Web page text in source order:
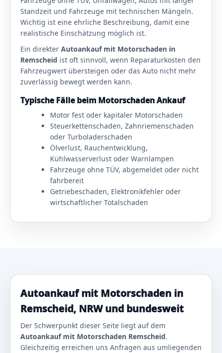
Standzeit und Fahrzeuge mit technischen Mängeln.
Wichtig ist eine ehrliche Beschreibung, damit eine
realistische Einschätzung möglich ist.
Ein direkter Autoankauf mit Motorschaden in
Remscheid ist oft sinnvoll, wenn Reparaturkosten den
Fahrzeugwert übersteigen oder das Auto nicht mehr
zuverlässig bewegt werden kann.
Typische Fälle beim Motorschaden Ankauf
Motor fest oder kapitaler Motorschaden
Steuerkettenschaden, Zahnriemenschaden
oder Turboladerschaden
Ölverlust, Rauchentwicklung,
Kühlwasserverlust oder Warnlampen
Fahrzeuge ohne TÜV, abgemeldet oder nicht
fahrbereit
Getriebeschaden, Elektronikfehler oder
wirtschaftlicher Totalschaden
Autoankauf mit Motorschaden in
Remscheid, NRW und bundesweit
Der Schwerpunkt dieser Seite liegt auf dem
Autoankauf mit Motorschaden Remscheid.
Gleichzeitig erreichen uns Anfragen aus umliegenden